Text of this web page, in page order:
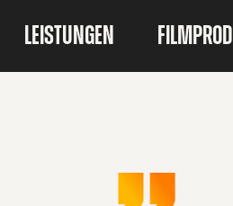
LEISTUNGEN